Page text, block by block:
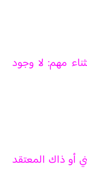
مهم: لا وجود
أو ذاك المعتقد